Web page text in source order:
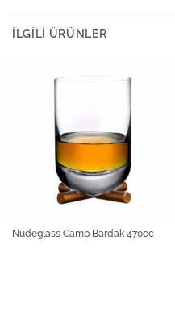
İLGILI ÜRÜNLER
Nudeglass Camp Bardak 470cc